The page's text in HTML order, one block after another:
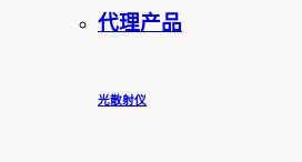
代理产品
光散射仪